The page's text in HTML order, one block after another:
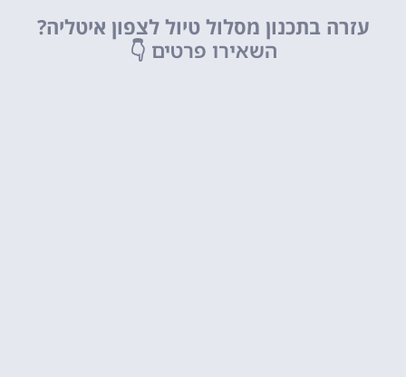
עזרה בתכנון מסלול טיול לצפון איטליה?
השאירו פרטים 👇